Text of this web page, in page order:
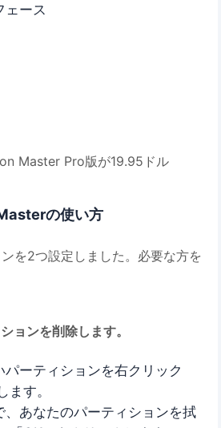
ェース
Master Pro版が19.95ドル
の使い方
を2つ設定しました。必要な方を
ョンを削除します。
ーティションを右クリック
ます。
、あなたのパーティションを拭